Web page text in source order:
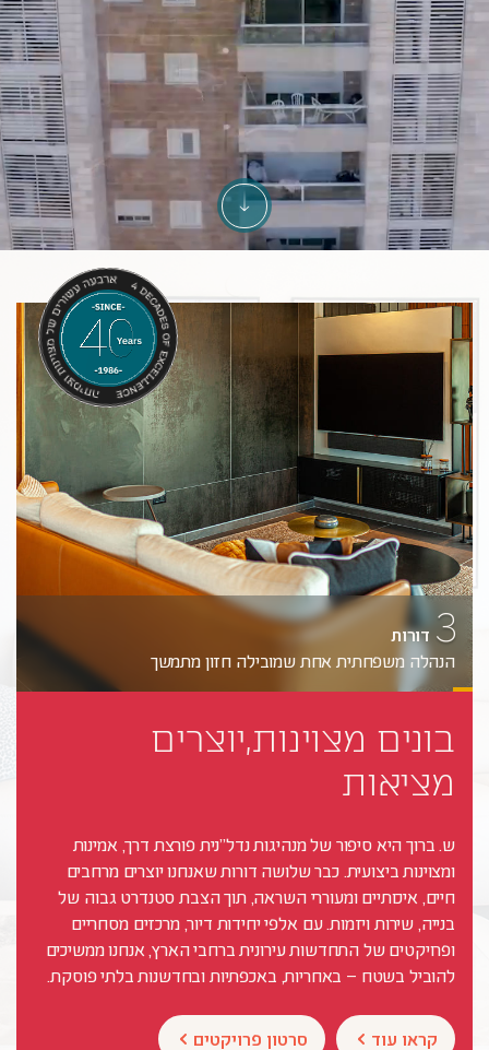
מהקמת
שכונות
ומתחמי
מגורים,
מגדלי
יוקרה,
בנייני
בוטיק,
צמודי
קרקע
למבנים
יישובים
ובינוי
ציבורי
הגבוהים
ביותר
תוך
הקפדה
על
איכות,
שירות
ואמינות
ללא
פשרות.
3,000
50,000 מ”ר
של שטחי מסחר ותעשייה
+
4,627
יחידות דיור בשלבי תכנון והקמה
15 ערים
פרויקטים פעילים ומתוכננים בפריסה ארצית
3 דורות
הנהלה משפחתית אחת שמובילה חזון מתמשך
בונים מצוינות,יוצרים
מציאות
ש. ברוך היא סיפור של מנהיגות נדל"נית פורצת דרך, אמינות
ומצוינות ביצועית. כבר שלושה דורות שאנחנו יוצרים מרחבים
חיים, איכותיים ומעוררי השראה, תוך הצבת סטנדרט גבוה של
בנייה, שירות ויזמות. עם אלפי יחידות דיור, מרכזים מסחריים
ופרויקטים של התחדשות עירונית ברחבי הארץ, אנחנו ממשיכים
להוביל בשטח – באחריות, באכפתיות ובחדשנות בלתי פוסקת.
קראו עוד סרטון פרויקטים